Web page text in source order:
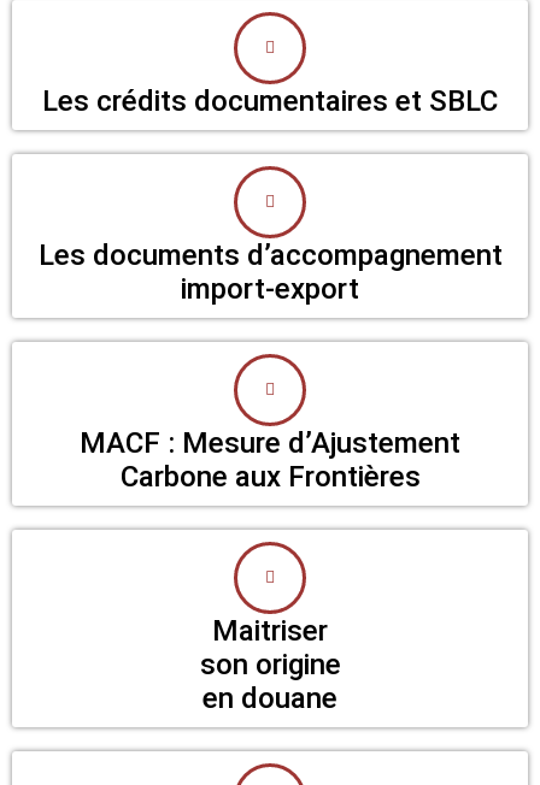
Les crédits documentaires et SBLC
Les documents d’accompagnement
import-export
MACF : Mesure d’Ajustement
Carbone aux Frontières
Maitriser
son origine
en douane